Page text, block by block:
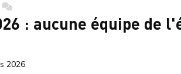
commentaires
: aucune équipe de
2026